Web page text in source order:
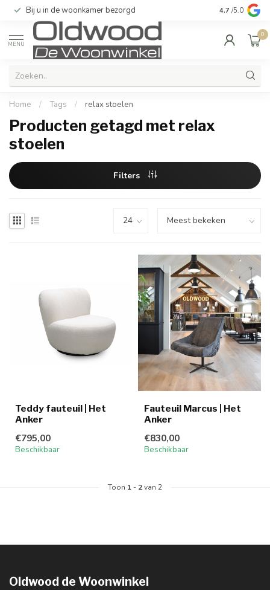
Bij u in de woonkamer bezorgd Kwaliteit &
4.7 /5.0
MENU
0
Home / Tags / relax stoelen
Producten getagd met relax
stoelen
Filters
Teddy fauteuil | Het
Anker
€795,00
Beschikbaar
Fauteuil Marcus | Het
Anker
€830,00
Beschikbaar
Toon 1 - 2van 2
Oldwood de Woonwinkel